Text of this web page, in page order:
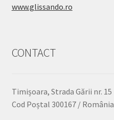
www.glissando.ro
CONTACT
Timișoara, Strada Gării nr. 15
Cod Poștal 300167 / România